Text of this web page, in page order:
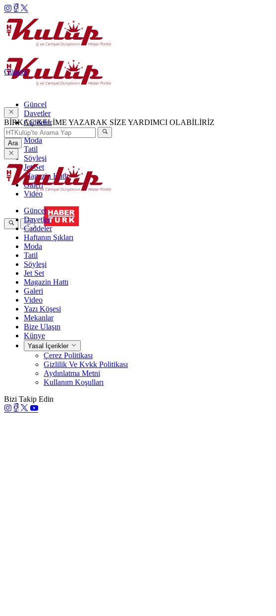
Güncel
Davetler
Caddeler
Haftanın Şıkları
Moda
Tatil
Söyleşi
Jet Set
Magazin Hattı
Galeri
Video
Güncel
BİRKAÇ KELİME YAZARAK SİZE YARDIMCI OLABİLİRİZ
Ara
Güncel
Davetler
Caddeler
Haftanın Şıkları
Moda
Tatil
Söyleşi
Jet Set
Magazin Hattı
Galeri
Video
Yazı Köşesi
Mekanlar
Bize Ulaşın
Künye
Yasal İçerikler
Çerez Politikası
Gizlilik Ve Kvkk Politikası
Aydınlatma Metni
Kullanım Koşulları
Bizi Takip Edin